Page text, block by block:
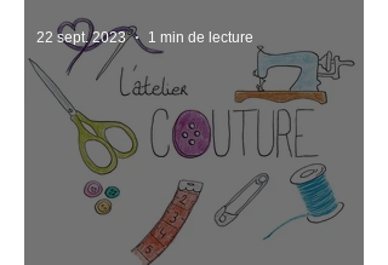
22 sept. 2023 1 min de lecture